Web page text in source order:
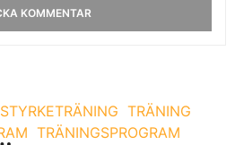
STYRKETRÄNING TRÄNING
TRÄNINGSPROGRAM